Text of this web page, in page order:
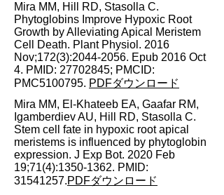
Mira MM, Hill RD, Stasolla C.
Phytoglobins Improve Hypoxic Root
Growth by Alleviating Apical Meristem
Cell Death. Plant Physiol. 2016
Nov;172(3):2044-2056. Epub 2016 Oct
4. PMID: 27702845; PMCID:
PMC5100795. PDFダウンロード
Mira MM, El-Khateeb EA, Gaafar RM,
Igamberdiev AU, Hill RD, Stasolla C.
Stem cell fate in hypoxic root apical
meristems is influenced by phytoglobin
expression. J Exp Bot. 2020 Feb
19;71(4):1350-1362. PMID:
31541257.PDFダウンロード